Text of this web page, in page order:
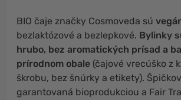
BIO čaje značky Cosmoveda sú
bezlaktózové a bezlepkové. Bylinky
hrubo, bez aromatických prísad a
prírodnom obale (čajové vrecúško z
škrobu, bez šnúrky a etikety).
garantovaná bioprodukciou a Fair